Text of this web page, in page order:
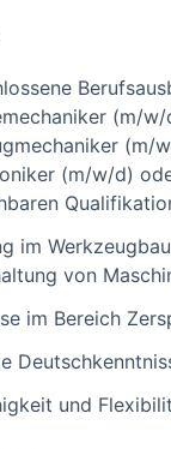
(m/w/
(m/
(m/w/d)
im
von
im Bereich
und